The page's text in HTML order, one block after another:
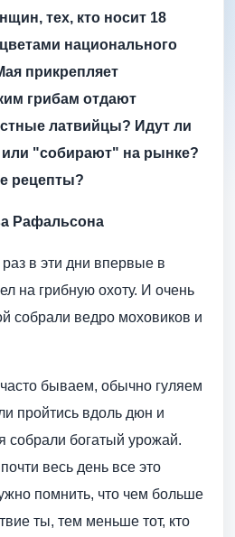
тех, кто носит 18
национального
прикрепляет
грибам отдают
латвийцы? Идут ли
"собирают" на рынке?
рецепты?
Рафальсона
в эти дни впервые в
на грибную охоту. И очень
собрали ведро моховиков и
бываем, обычно гуляем
пройтись вдоль дюн и
собрали богатый урожай.
весь день все это
помнить, что чем больше
ты, тем меньше тот, кто